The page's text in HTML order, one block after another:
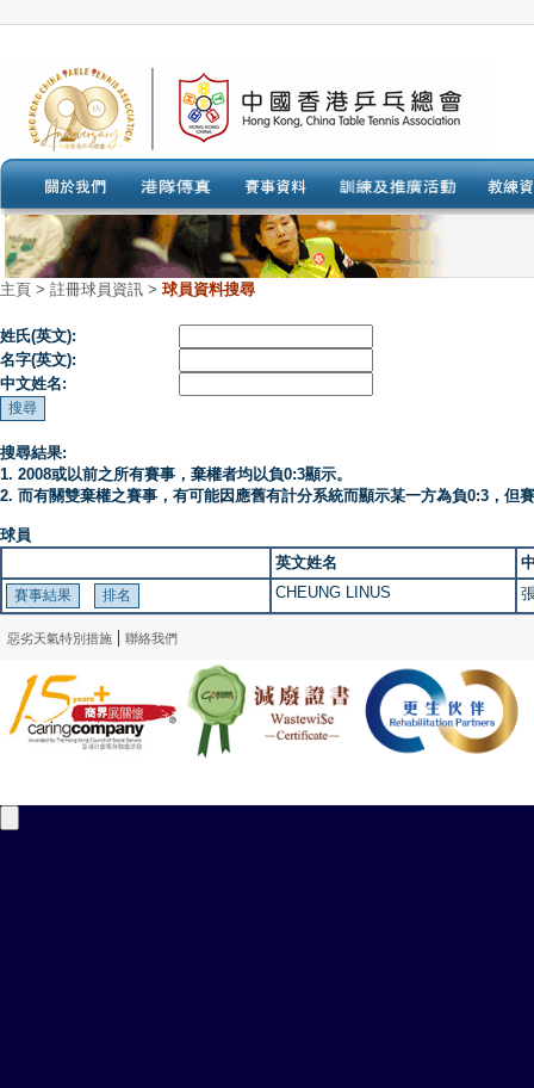
主頁 > 註冊球員資訊 > 球員資料搜尋
姓氏(英文):
名字(英文):
中文姓名:
搜尋結果:
1. 2008或以前之所有賽事，棄權者均以負0:3顯示。
2. 而有關雙棄權之賽事，有可能因應舊有計分系統而顯示某一方為負0:3，但
球員
英文姓名
CHEUNG LINUS